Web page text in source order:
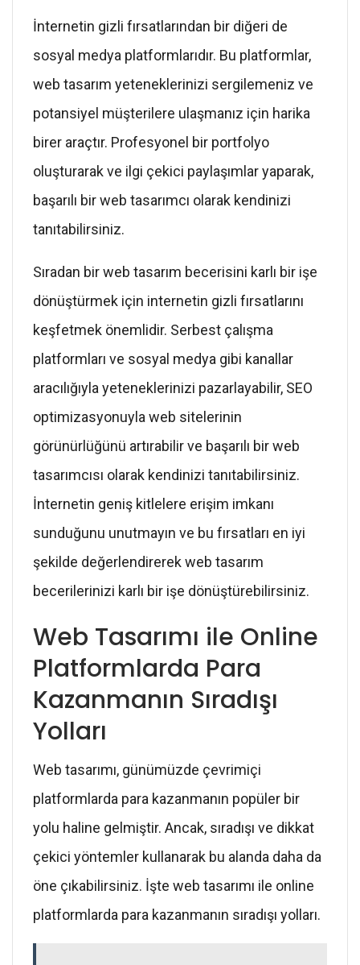
İnternetin gizli fırsatlarından bir diğeri de
sosyal medya platformlarıdır. Bu platformlar,
web tasarım yeteneklerinizi sergilemeniz ve
potansiyel müşterilere ulaşmanız için harika
birer araçtır. Profesyonel bir portfolyo
oluşturarak ve ilgi çekici paylaşımlar yaparak,
başarılı bir web tasarımcı olarak kendinizi
tanıtabilirsiniz.
Sıradan bir web tasarım becerisini karlı bir işe
dönüştürmek için internetin gizli fırsatlarını
keşfetmek önemlidir. Serbest çalışma
platformları ve sosyal medya gibi kanallar
aracılığıyla yeteneklerinizi pazarlayabilir, SEO
optimizasyonuyla web sitelerinin
görünürlüğünü artırabilir ve başarılı bir web
tasarımcısı olarak kendinizi tanıtabilirsiniz.
İnternetin geniş kitlelere erişim imkanı
sunduğunu unutmayın ve bu fırsatları en iyi
şekilde değerlendirerek web tasarım
becerilerinizi karlı bir işe dönüştürebilirsiniz.
Web Tasarımı ile Online
Platformlarda Para
Kazanmanın Sıradışı
Yolları
Web tasarımı, günümüzde çevrimiçi
platformlarda para kazanmanın popüler bir
yolu haline gelmiştir. Ancak, sıradışı ve dikkat
çekici yöntemler kullanarak bu alanda daha da
öne çıkabilirsiniz. İşte web tasarımı ile online
platformlarda para kazanmanın sıradışı yolları.